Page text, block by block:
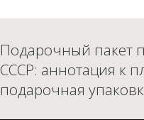
Подарочный пакет
СССР: аннотация к
подарочная